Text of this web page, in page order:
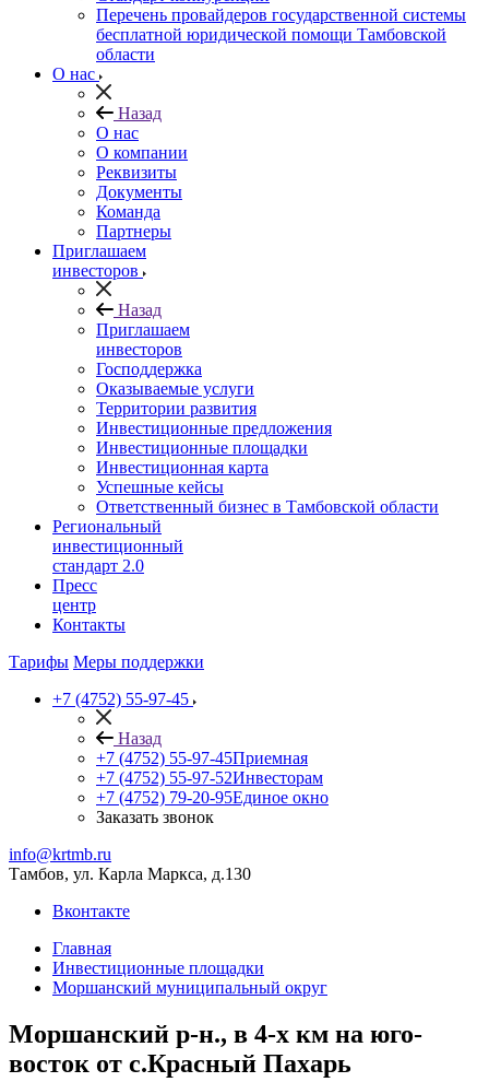
Перечень провайдеров государственной системы
бесплатной юридической помощи Тамбовской
области
О нас
Назад
О нас
О компании
Реквизиты
Документы
Команда
Партнеры
Приглашаем
инвесторов
Назад
Приглашаем
инвесторов
Господдержка
Оказываемые услуги
Территории развития
Инвестиционные предложения
Инвестиционные площадки
Инвестиционная карта
Успешные кейсы
Ответственный бизнес в Тамбовской области
Региональный
инвестиционный
стандарт 2.0
Пресс
центр
Контакты
Тарифы Меры поддержки
+7 (4752) 55-97-45
Назад
+7 (4752) 55-97-45Приемная
+7 (4752) 55-97-52Инвесторам
+7 (4752) 79-20-95Единое окно
Заказать звонок
info@krtmb.ru
Тамбов, ул. Карла Маркса, д.130
Вконтакте
Главная
Инвестиционные площадки
Моршанский муниципальный округ
Моршанский р-н., в 4-х км на юго-
восток от с.Красный Пахарь